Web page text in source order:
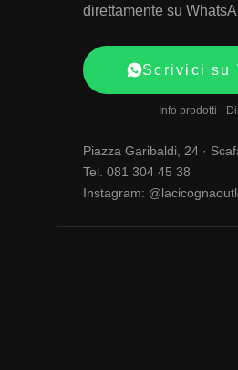
direttamente su
Scrivici su
Info prodotti ·
Piazza Garibaldi, 24 ·
Tel. 081 304 45 38
Instagram: